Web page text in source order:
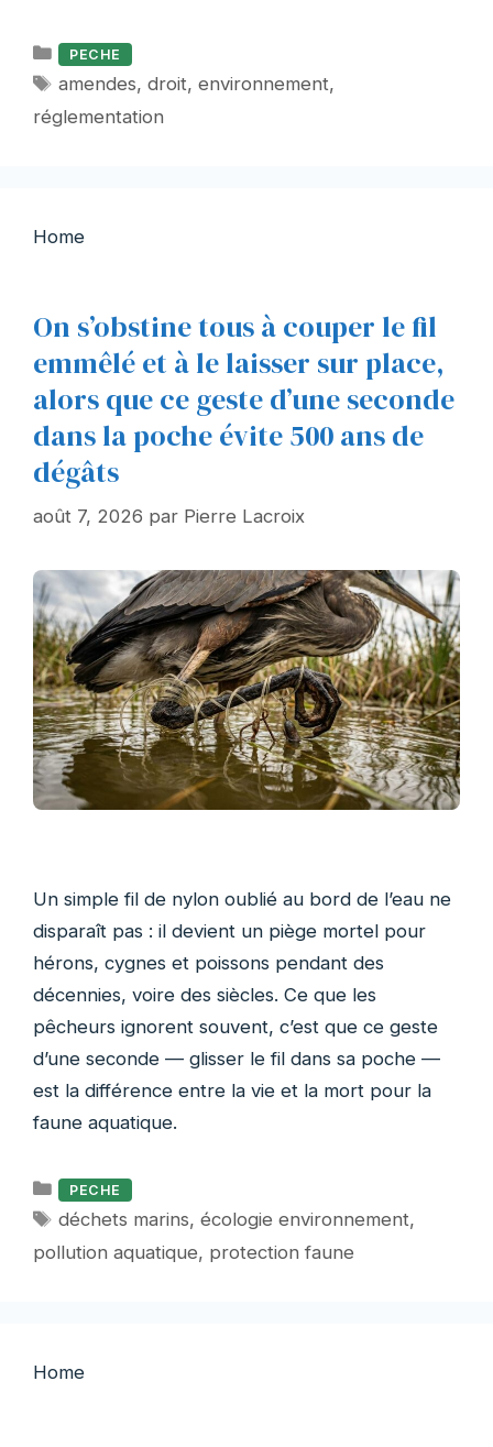
Catégories
PECHE
Étiquettes
amendes,droit,environnement,
réglementation
Home
On s’obstine tous à couper le fil
emmêlé et à le laisser sur place,
alors que ce geste d’une seconde
dans la poche évite 500 ans de
dégâts
août 7, 2026 par Pierre Lacroix
Un simple fil de nylon oublié au bord de l’eau ne
disparaît pas : il devient un piège mortel pour
hérons, cygnes et poissons pendant des
décennies, voire des siècles. Ce que les
pêcheurs ignorent souvent, c’est que ce geste
d’une seconde — glisser le fil dans sa poche —
est la différence entre la vie et la mort pour la
faune aquatique.
Catégories
PECHE
Étiquettes
déchets marins,écologie environnement,
pollution aquatique, protection faune
Home